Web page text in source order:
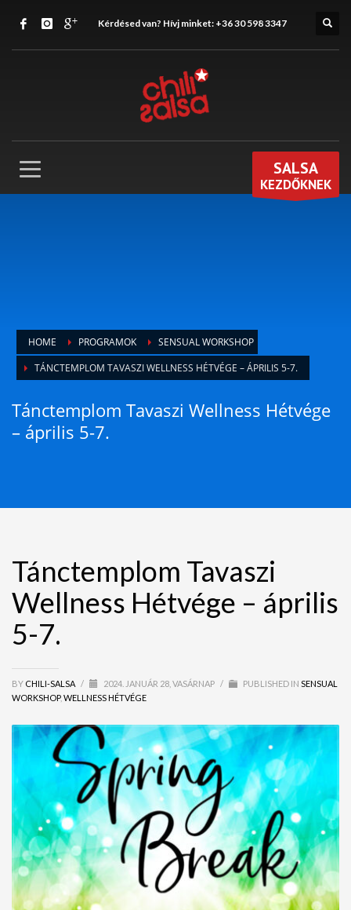
Kérdésed van? Hívj minket: +36 30 598 3347
SALSA
KEZDŐKNEK
HOME PROGRAMOK
SENSUAL WORKSHOP
TÁNCTEMPLOM TAVASZI WELLNESS HÉTVÉGE – ÁPRILIS 5-7.
Tánctemplom Tavaszi Wellness Hétvége
– április 5-7.
Tánctemplom Tavaszi
Wellness Hétvége – április
5-7.
BY CHILI-SALSA / 2024. JANUÁR 28, VASÁRNAP / PUBLISHED IN SENSUAL
WORKSHOP, WELLNESS HÉTVÉGE